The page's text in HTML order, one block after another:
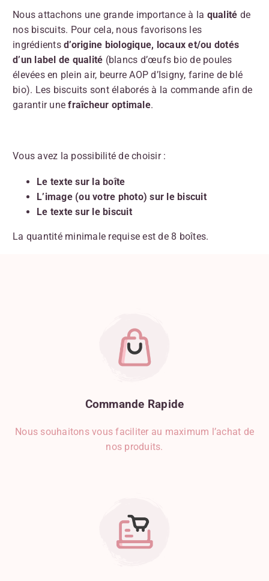
Nous attachons une grande importance à la qualité de
nos biscuits. Pour cela, nous favorisons les
ingrédients d’origine biologique, locaux et/ou dotés
d’un label de qualité (blancs d’œufs bio de poules
élevées en plein air, beurre AOP d’Isigny, farine de blé
bio). Les biscuits sont élaborés à la commande afin de
garantir unefraîcheur optimale.
Vous avez la possibilité de choisir :
Le texte sur la boîte
L’image (ou votre photo) sur le biscuit
Le texte sur le biscuit
La quantité minimale requise est de 8 boîtes.
Commande Rapide
Nous souhaitons vous faciliter au maximum l’achat de
nos produits.